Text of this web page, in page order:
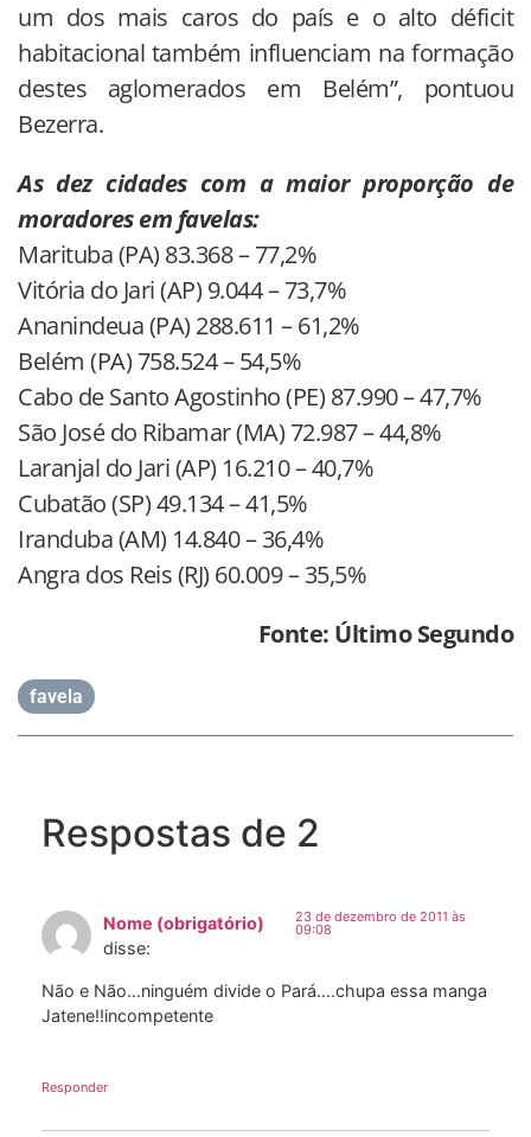
um dos mais caros do país e o alto déficit
habitacional também influenciam na formação
destes aglomerados em Belém”, pontuou
Bezerra.
As dez cidades com a maior proporção de
moradores em favelas:
Marituba (PA) 83.368 – 77,2%
Vitória do Jari (AP) 9.044 – 73,7%
Ananindeua (PA) 288.611 – 61,2%
Belém (PA) 758.524 – 54,5%
Cabo de Santo Agostinho (PE) 87.990 – 47,7%
São José do Ribamar (MA) 72.987 – 44,8%
Laranjal do Jari (AP) 16.210 – 40,7%
Cubatão (SP) 49.134 – 41,5%
Iranduba (AM) 14.840 – 36,4%
Angra dos Reis (RJ) 60.009 – 35,5%
Fonte: Último Segundo
favela
Respostas de 2
Nome (obrigatório)
disse:
23 de dezembro de 2011 às
09:08
Não e Não…ninguém divide o Pará….chupa essa manga
Jatene!!incompetente
Responder